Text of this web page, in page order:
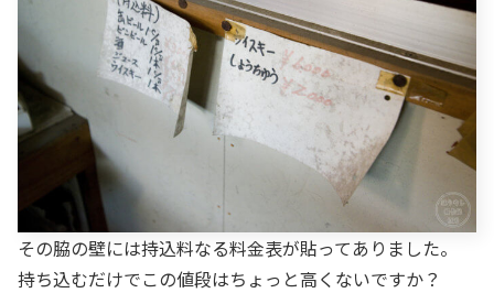
その脇の壁には持込料なる料金表が貼ってありました。
持ち込むだけでこの値段はちょっと高くないですか？